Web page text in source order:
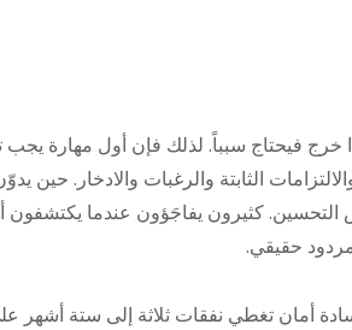
فيحتاج سبباً. لذلك فإن أول مهارة
الثابتة والرغبات والادخار. حين
كثيرون يفاجَؤون عندما يكتشفون
حقيقي.
أمان تغطي نفقات ثلاثة إلى ستة